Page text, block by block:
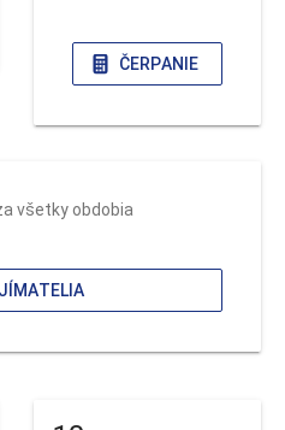
ČERPANIE
všetky obdobia